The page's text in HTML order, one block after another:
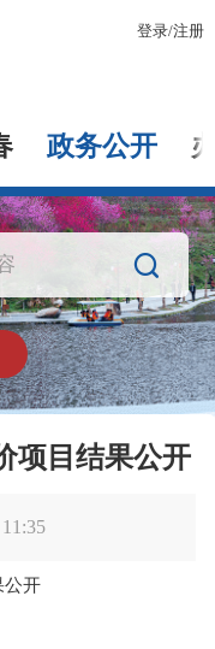
登录/注册
政务公开

项目结果公开
开